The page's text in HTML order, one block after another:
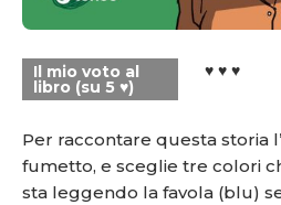
Il mio voto al
libro (su 5 ♥)
♥ ♥ ♥
Per raccontare questa storia
fumetto, e sceglie tre colori
sta leggendo la favola (blu)